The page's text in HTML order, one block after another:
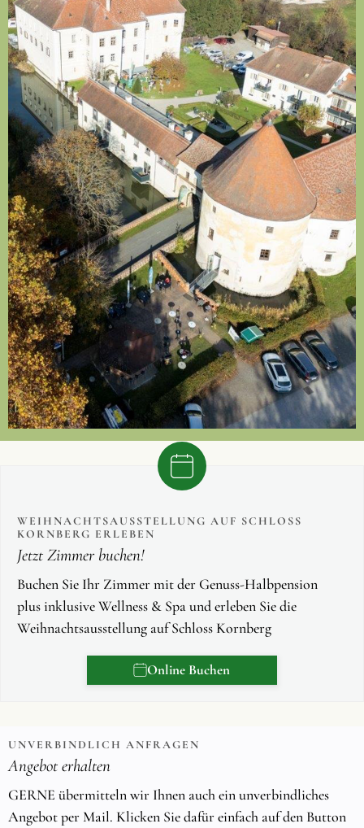
WEIHNACHTSAUSSTELLUNG AUF SCHLOSS
KORNBERG ERLEBEN
Jetzt Zimmer buchen!
Buchen Sie Ihr Zimmer mit der Genuss-Halbpension
plus inklusive Wellness & Spa und erleben Sie die
Weihnachtsausstellung auf Schloss Kornberg
Online Buchen
UNVERBINDLICH ANFRAGEN
Angebot erhalten
GERNE übermitteln wir Ihnen auch ein unverbindliches
Angebot per Mail. Klicken Sie dafür einfach auf den Button